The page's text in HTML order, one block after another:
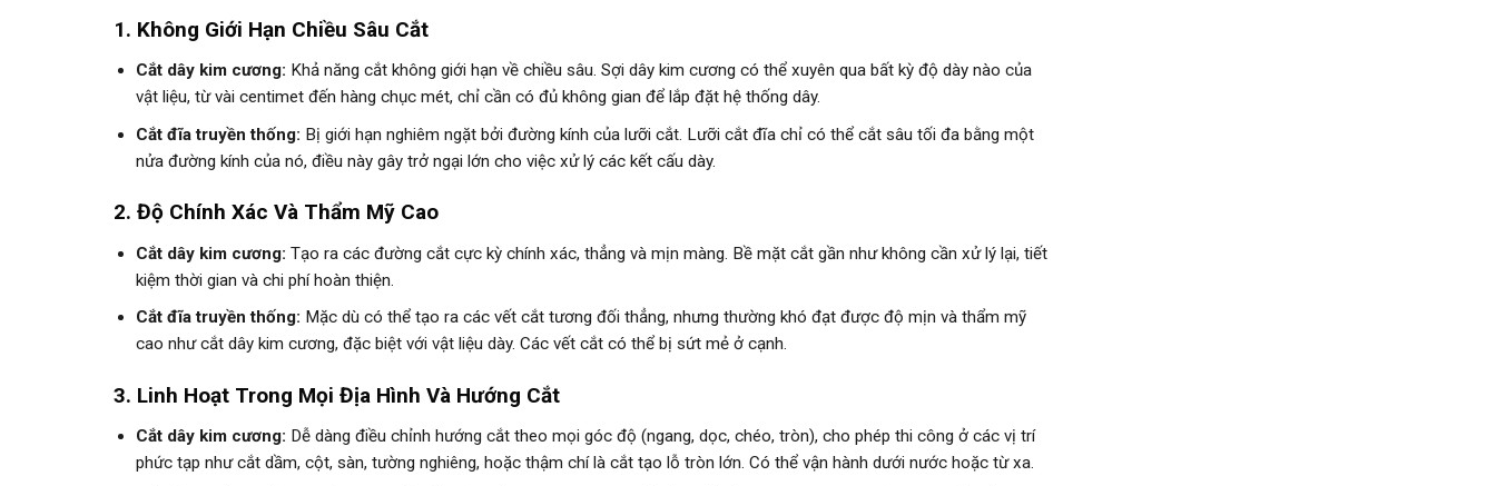
1. Không Giới Hạn Chiều Sâu Cắt
Cắt dây kim cương: Khả năng cắt không giới hạn về chiều sâu. Sợi dây kim cương có thể xuyên qua bất kỳ độ dày nào của
vật liệu, từ vài centimet đến hàng chục mét, chỉ cần có đủ không gian để lắp đặt hệ thống dây.
Cắt đĩa truyền thống: Bị giới hạn nghiêm ngặt bởi đường kính của lưỡi cắt. Lưỡi cắt đĩa chỉ có thể cắt sâu tối đa bằng một
nửa đường kính của nó, điều này gây trở ngại lớn cho việc xử lý các kết cấu dày.
2. Độ Chính Xác Và Thẩm Mỹ Cao
Cắt dây kim cương: Tạo ra các đường cắt cực kỳ chính xác, thẳng và mịn màng. Bề mặt cắt gần như không cần xử lý lại, tiết
kiệm thời gian và chi phí hoàn thiện.
Cắt đĩa truyền thống: Mặc dù có thể tạo ra các vết cắt tương đối thẳng, nhưng thường khó đạt được độ mịn và thẩm mỹ
cao như cắt dây kim cương, đặc biệt với vật liệu dày. Các vết cắt có thể bị sứt mẻ ở cạnh.
3. Linh Hoạt Trong Mọi Địa Hình Và Hướng Cắt
Cắt dây kim cương: Dễ dàng điều chỉnh hướng cắt theo mọi góc độ (ngang, dọc, chéo, tròn), cho phép thi công ở các vị trí
phức tạp như cắt dầm, cột, sàn, tường nghiêng, hoặc thậm chí là cắt tạo lỗ tròn lớn. Có thể vận hành dưới nước hoặc từ xa.